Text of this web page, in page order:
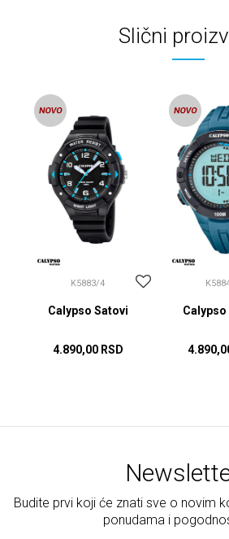
Slični
K5883/4
Calypso Satovi
4.890,00 RSD
Calypso
Budite prvi koji će znati sve o novim
ponudama i